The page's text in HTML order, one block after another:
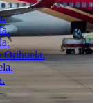
Orihuela.